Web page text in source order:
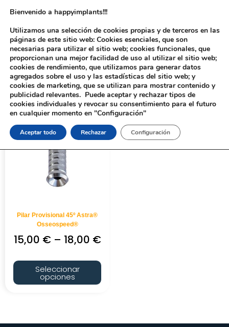
Inicio/ ANGULACIÓN del producto / 45º
Pilar Provisional 45º Astra®
Osseospeed®
15,00 €– 18,00 €
Seleccionar
opciones
Bienvenido a happyimplants!!!
Utilizamos una selección de cookies propias y de terceros en las
páginas de este sitio web: Cookies esenciales, que son
necesarias para utilizar el sitio web; cookies funcionales, que
proporcionan una mejor facilidad de uso al utilizar el sitio web;
cookies de rendimiento, que utilizamos para generar datos
agregados sobre el uso y las estadísticas del sitio web; y
cookies de marketing, que se utilizan para mostrar contenido y
publicidad relevantes. Puede aceptar y rechazar tipos de
cookies individuales y revocar su consentimiento para el futuro
en cualquier momento en "Configuración"
Aceptar todo Rechazar Configuración